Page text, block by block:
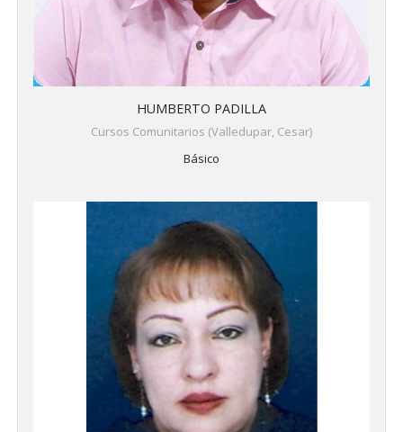
HUMBERTO PADILLA
Cursos Comunitarios (Valledupar, Cesar)
Básico